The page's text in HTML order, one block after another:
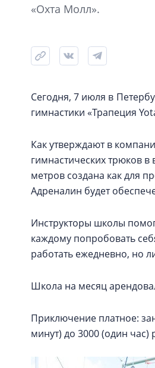
«Охта Молл».
Сегодня, 7 июля в
гимнастики «Трапеция
Как утверждают в
гимнастических трюков
метров создана как для
Адреналин будет
Инструкторы школы
каждому попробовать
работать ежедневно, но
Школа на месяц
Приключение платное:
минут) до 3000 (один час)